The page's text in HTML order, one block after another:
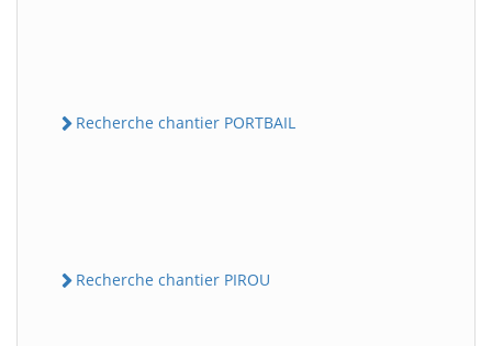
Recherche chantier PORTBAIL
Recherche chantier PIROU